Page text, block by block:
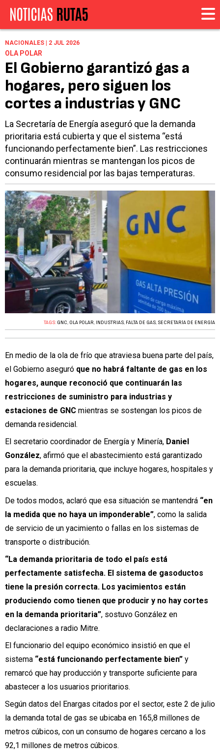
NACIONALES | 2 JUL 2026
OLA POLAR
El Gobierno garantizó gas a
hogares, pero siguen los
cortes a industrias y GNC
La Secretaría de Energía aseguró que la demanda
prioritaria está cubierta y que el sistema “está
funcionando perfectamente bien”. Las restricciones
continuarán mientras se mantengan los picos de
consumo residencial por las bajas temperaturas.
TAGS: GNC, OLA POLAR, INDUSTRIAS, FALTA DE GAS, SECRETARÍA DE ENERGÍA
En medio de la ola de frío que atraviesa buena parte del país,
el Gobierno aseguró que no habrá faltante de gas en los
hogares, aunque reconoció que continuarán las
restricciones de suministro para industrias y
estaciones de GNC mientras se sostengan los picos de
demanda residencial.
El secretario coordinador de Energía y Minería, Daniel
González, afirmó que el abastecimiento está garantizado
para la demanda prioritaria, que incluye hogares, hospitales y
escuelas.
De todos modos, aclaró que esa situación se mantendrá “en
la medida que no haya un imponderable”, como la salida
de servicio de un yacimiento o fallas en los sistemas de
transporte o distribución.
“La demanda prioritaria de todo el país está
perfectamente satisfecha. El sistema de gasoductos
tiene la presión correcta. Los yacimientos están
produciendo como tienen que producir y no hay cortes
en la demanda prioritaria”, sostuvo González en
declaraciones a radio Mitre.
El funcionario del equipo económico insistió en que el
sistema “está funcionando perfectamente bien” y
remarcó que hay producción y transporte suficiente para
abastecer a los usuarios prioritarios.
Según datos del Enargas citados por el sector, este 2 de julio
la demanda total de gas se ubicaba en 165,8 millones de
metros cúbicos, con un consumo de hogares cercano a los
92,1 millones de metros cúbicos.